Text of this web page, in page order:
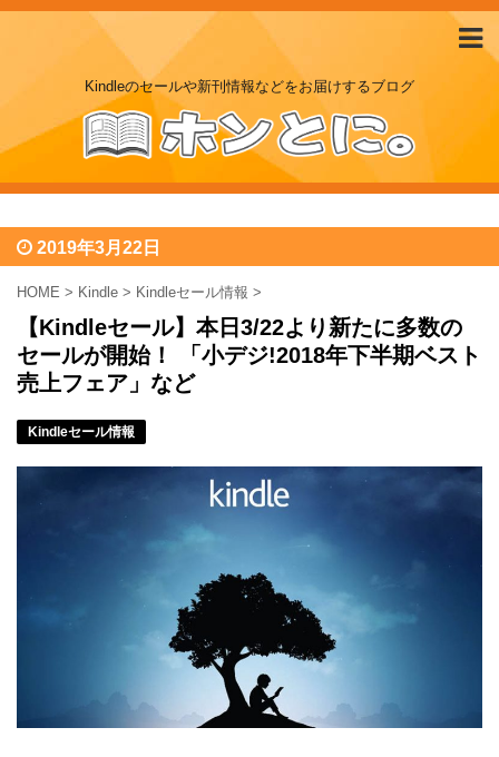
Kindleのセールや新刊情報などをお届けするブログ
2019年3月22日
HOME > Kindle > Kindleセール情報 >
【Kindleセール】本日3/22より新たに多数の
セールが開始！ 「小デジ!2018年下半期ベスト
売上フェア」など
Kindleセール情報